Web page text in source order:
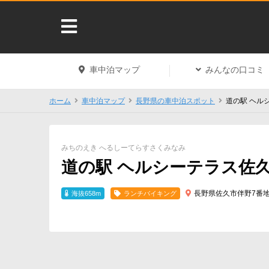
車中泊マップ みんなの口コミ
ホーム 車中泊マップ 長野県の車中泊スポット 道の駅 ヘル
みちのえき へるしーてらすさくみなみ
道の駅 ヘルシーテラス佐
海抜658m ランチバイキング 長野県佐久市伴野7番